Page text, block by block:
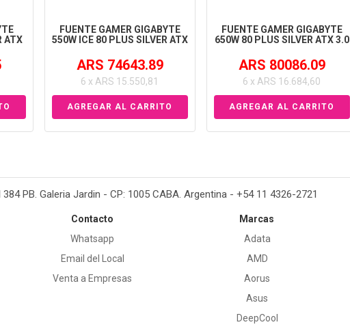
ATX
FUENTE GAMER GIGABYTE
550W ICE 80 PLUS SILVER ATX
ARS 74643.89
6 x ARS 15.550,81
FUENTE GAMER GIGABYTE
650W 80 PLUS SILVER ATX 3.0
ARS 80086.09
6 x ARS 16.684,60
PB. Galeria Jardin - CP: 1005 CABA. Argentina - +54 11 4326-2721
Contacto
Whatsapp
Email del Local
Venta a Empresas
Marcas
Adata
AMD
Aorus
Asus
DeepCool